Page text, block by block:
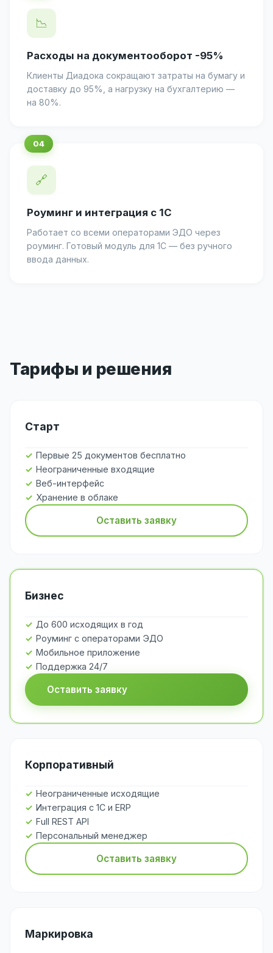
📉
Расходы на документооборот -95%
Клиенты Диадока сокращают затраты на бумагу и
доставку до 95%, а нагрузку на бухгалтерию —
на 80%.
🔗
Роуминг и интеграция с 1С
Работает со всеми операторами ЭДО через
роуминг. Готовый модуль для 1С — без ручного
ввода данных.
Тарифы и решения
Старт
Первые 25 документов бесплатно
Неограниченные входящие
Веб-интерфейс
Хранение в облаке
Оставить заявку
Бизнес
До 600 исходящих в год
Роуминг с операторами ЭДО
Мобильное приложение
Поддержка 24/7
Оставить заявку
Корпоративный
Неограниченные исходящие
Интеграция с 1С и ERP
Full REST API
Персональный менеджер
Оставить заявку
Маркировка